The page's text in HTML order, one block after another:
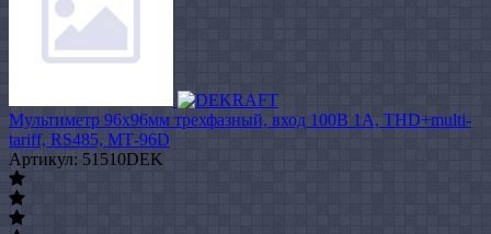
Мультиметр 96х96мм трехфазный, вход 100В 1А, THD+multi-
tariff, RS485, МТ-96D
Артикул: 51510DEK